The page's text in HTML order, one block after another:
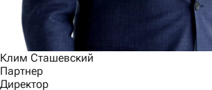
Клим Сташевский
Партнер
Директор